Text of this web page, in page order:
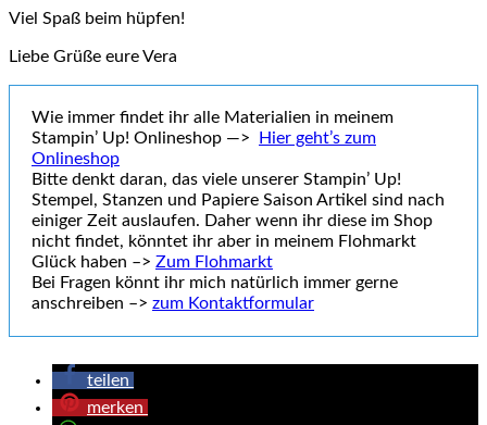
Viel Spaß beim hüpfen!
Liebe Grüße eure Vera
Wie immer findet ihr alle Materialien in meinem
Stampin’ Up! Onlineshop —>
Hier geht’s zum
Onlineshop
Bitte denkt daran, das viele unserer Stampin’ Up!
Stempel, Stanzen und Papiere Saison Artikel sind nach
einiger Zeit auslaufen. Daher wenn ihr diese im Shop
nicht findet, könntet ihr aber in meinem Flohmarkt
Glück haben –> Zum Flohmarkt
Bei Fragen könnt ihr mich natürlich immer gerne
anschreiben –> zum Kontaktformular
teilen
merken